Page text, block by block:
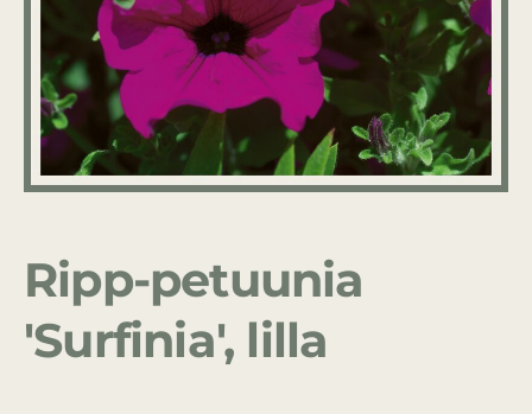
Ripp-petuunia
'Surfinia', lilla